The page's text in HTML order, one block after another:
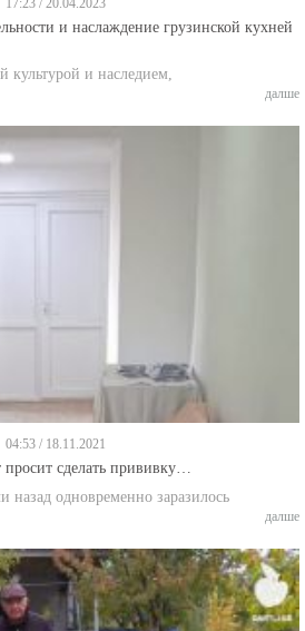
и наслаждение грузинской кухней
культурой и наследием,
04:53 / 18.11.2021
просит сделать прививку…
одновременно заразилось